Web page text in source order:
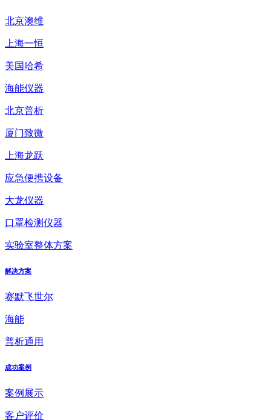
北京澳维
上海一恒
美国哈希
海能仪器
北京普析
厦门致微
上海龙跃
应急便携设备
大龙仪器
口罩检测仪器
实验室整体方案
解决方案
赛默飞世尔
海能
普析通用
成功案例
案例展示
客户评价